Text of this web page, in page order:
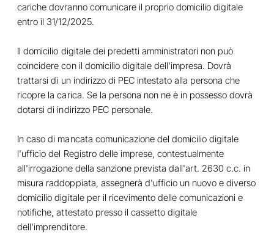
cariche dovranno comunicare il proprio domicilio digitale
entro il 31/12/2025.
Il domicilio digitale dei predetti amministratori non può
coincidere con il domicilio digitale dell'impresa. Dovrà
trattarsi di un indirizzo di PEC intestato alla persona che
ricopre la carica. Se la persona non ne è in possesso dovrà
dotarsi di indirizzo PEC personale.
In caso di mancata comunicazione del domicilio digitale
l'ufficio del Registro delle imprese, contestualmente
all'irrogazione della sanzione prevista dall'art. 2630 c.c. in
misura raddoppiata, assegnerà d'ufficio un nuovo e diverso
domicilio digitale per il ricevimento delle comunicazioni e
notifiche, attestato presso il cassetto digitale
dell'imprenditore.